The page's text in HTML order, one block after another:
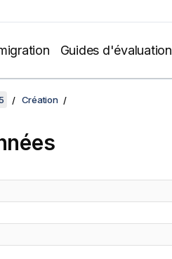
Guides d'évaluation
Création